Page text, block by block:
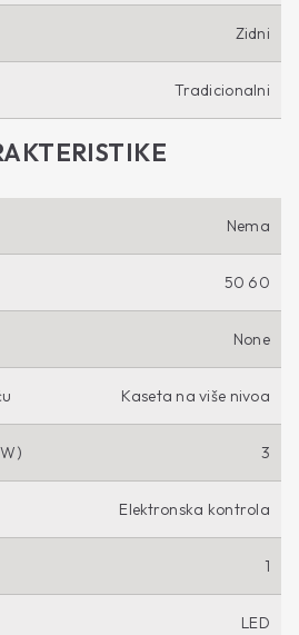
Zidni
Tradicionalni
Nema
50 60
None
Kaseta na više nivoa
3
Elektronska kontrola
1
LED